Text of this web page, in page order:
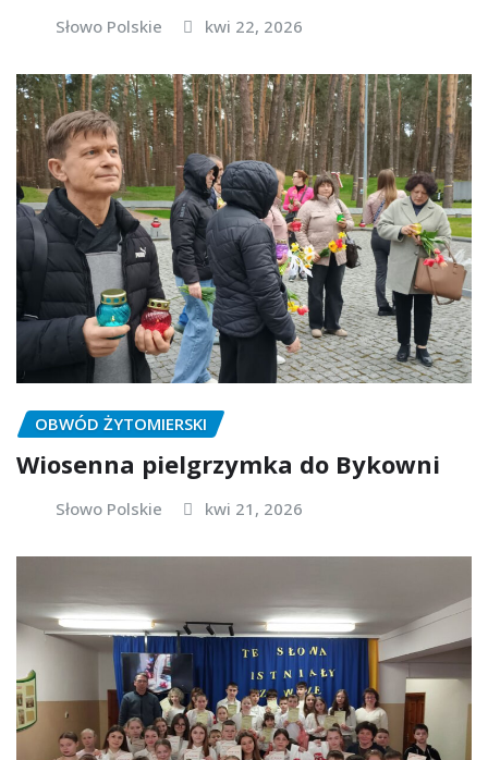
Słowo Polskie kwi 22, 2026
OBWÓD ŻYTOMIERSKI
Wiosenna pielgrzymka do Bykowni
Słowo Polskie kwi 21, 2026